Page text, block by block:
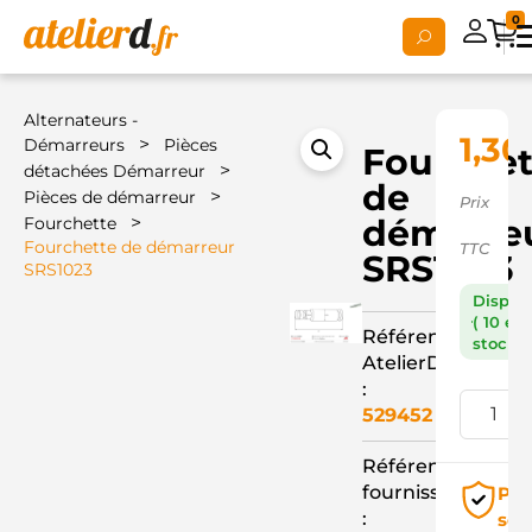
0
Alternateurs -
Démarreurs
>
Pièces
détachées Démarreur
>
Pièces de démarreur >
Fourchette >
Fourchette de démarreur
SRS1023
de
SRS1023
Référence
AtelierD
:
529452
Référence
fournisseur
:
1,30
Prix
TTC
( 10 en
stock )